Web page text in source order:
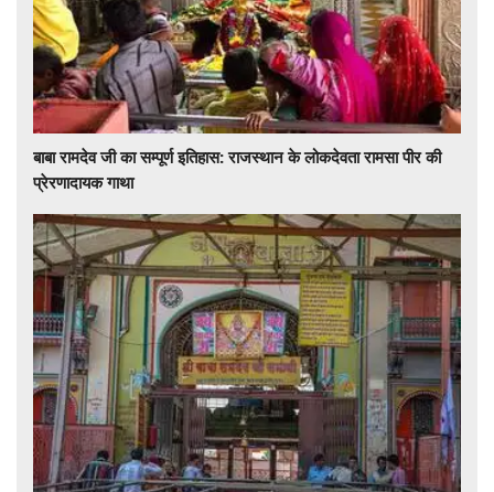
बाबा रामदेव जी का सम्पूर्ण इतिहास: राजस्थान के लोकदेवता रामसा पीर की
प्रेरणादायक गाथा